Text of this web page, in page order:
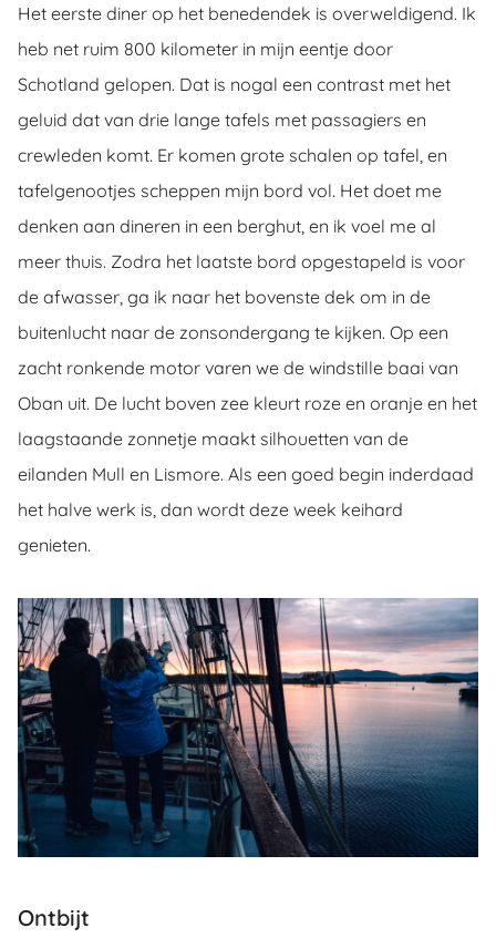
Het eerste diner op het benedendek is overweldigend. Ik
heb net ruim 800 kilometer in mijn eentje door
Schotland gelopen. Dat is nogal een contrast met het
geluid dat van drie lange tafels met passagiers en
crewleden komt. Er komen grote schalen op tafel, en
tafelgenootjes scheppen mijn bord vol. Het doet me
denken aan dineren in een berghut, en ik voel me al
meer thuis. Zodra het laatste bord opgestapeld is voor
de afwasser, ga ik naar het bovenste dek om in de
buitenlucht naar de zonsondergang te kijken. Op een
zacht ronkende motor varen we de windstille baai van
Oban uit. De lucht boven zee kleurt roze en oranje en het
laagstaande zonnetje maakt silhouetten van de
eilanden Mull en Lismore. Als een goed begin inderdaad
het halve werk is, dan wordt deze week keihard
genieten.
Ontbijt